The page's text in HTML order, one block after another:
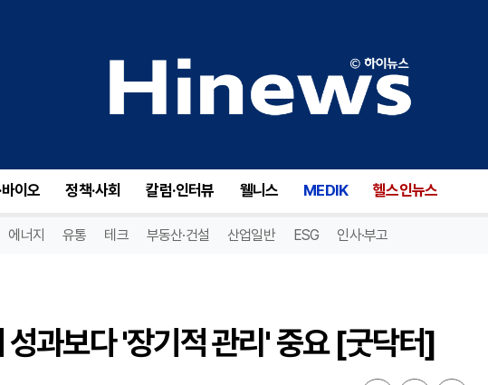
이오 정책·사회 칼럼·인터뷰 웰니스 MEDIK 헬스인뉴스
에너지 유통 테크 부동산·건설 산업일반 ESG 인사·부고
성과보다 '장기적 관리' 중요 [굿닥터]